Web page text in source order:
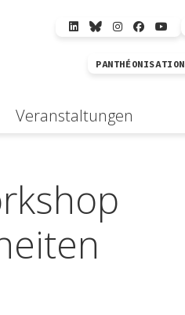
PANTHÉONISATION
Veranstaltungen